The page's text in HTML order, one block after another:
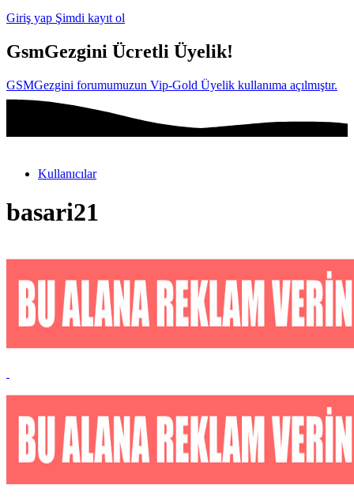
Giriş yap Şimdi kayıt ol
GsmGezgini Ücretli Üyelik!
GSMGezgini forumumuzun Vip-Gold Üyelik kullanıma açılmıştır.
Kullanıcılar
basari21